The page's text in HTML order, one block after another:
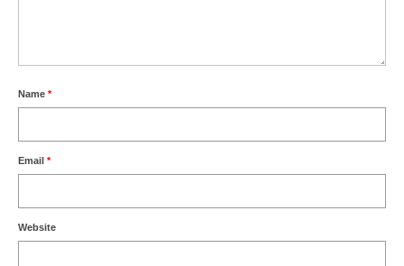
Name *
Email *
Website